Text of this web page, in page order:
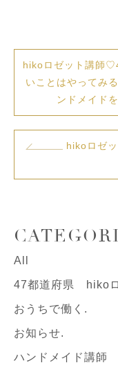
hikoロゼット講師
いことはやってみ
ンドメイド
hikoロゼ
All
47都道府県 hiko
おうちで働く.
お知らせ.
ハンドメイド講師